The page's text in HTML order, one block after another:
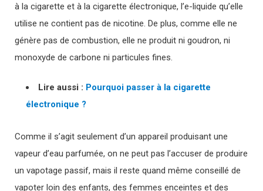
à la cigarette et à la cigarette électronique, l’e-liquide qu’elle
utilise ne contient pas de nicotine. De plus, comme elle ne
génère pas de combustion, elle ne produit ni goudron, ni
monoxyde de carbone ni particules fines.
Lire aussi : Pourquoi passer à la cigarette
électronique ?
Comme il s’agit seulement d’un appareil produisant une
vapeur d’eau parfumée, on ne peut pas l’accuser de produire
un vapotage passif, mais il reste quand même conseillé de
vapoter loin des enfants, des femmes enceintes et des